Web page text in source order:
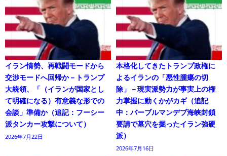
イラン情勢、再戦闘モードから
交渉モードへ回帰か－トランプ
大統領、「（イランが国家とし
て明確になる）有意義な形での
会談」準備か（追記：フーシー
派タンカー攻撃について）
2026年7月22日
本格化してきたトランプ政権に
よるイランの「悪性腫瘍の切
除」－現実派勢力が事実上の権
力掌握に動くかがカギ（追記
中：バーブルマンデブ海峡封鎖
要請で墓穴を掘ったイラン強硬
派）
2026年7月16日